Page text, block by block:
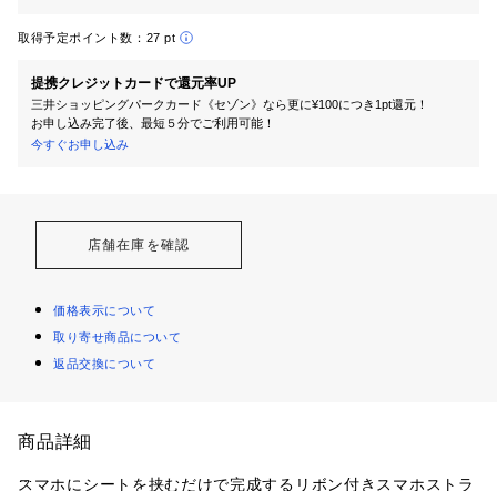
取得予定ポイント数： 27 pt
提携クレジットカードで還元率UP
三井ショッピングパークカード《セゾン》なら更に¥100につき1pt還元！
お申し込み完了後、最短５分でご利用可能！
今すぐお申し込み
店舗在庫を確認
価格表示について
取り寄せ商品について
返品交換について
商品詳細
スマホにシートを挟むだけで完成するリボン付きスマホストラ